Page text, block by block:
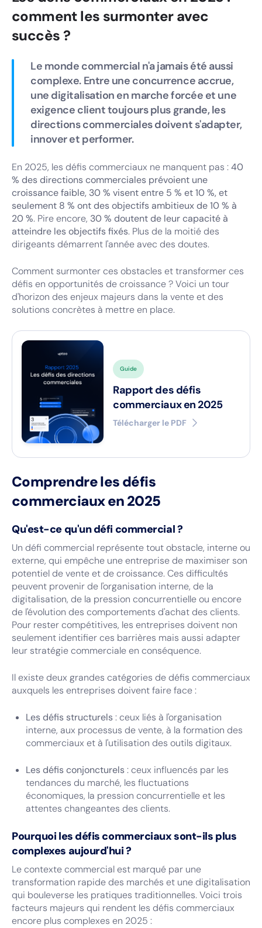
comment les surmonter avec
succès ?
Le monde commercial n'a jamais été aussi
complexe. Entre une concurrence accrue,
une digitalisation en marche forcée et une
exigence client toujours plus grande, les
directions commerciales doivent s'adapter,
innover et performer.
En 2025, les défis commerciaux ne manquent pas :40
% des directions commerciales prévoient une
croissance faible, 30 % visent entre 5 % et 10 %, et
seulement 8 % ont des objectifs ambitieux de 10 % à
20 %. Pire encore, 30 % doutent de leur capacité à
atteindre les objectifs fixés. Plus de la moitié des
dirigeants démarrent l'année avec des doutes.
Comment surmonter ces obstacles et transformer ces
défis en opportunités de croissance ? Voici un tour
d'horizon des enjeux majeurs dans la vente et des
solutions concrètes à mettre en place.
Guide
Rapport des défis
commerciaux en 2025
Télécharger le PDF
Comprendre les défis
commerciaux en 2025
Qu'est-ce qu'un défi commercial ?
Un défi commercial représente tout obstacle, interne ou
externe, qui empêche une entreprise de maximiser son
potentiel de vente et de croissance. Ces difficultés
peuvent provenir de l'organisation interne, de la
digitalisation, de la pression concurrentielle ou encore
de l'évolution des comportements d'achat des clients.
Pour rester compétitives, les entreprises doivent non
seulement identifier ces barrières mais aussi adapter
leur stratégie commerciale en conséquence.
Il existe deux grandes catégories de défis commerciaux
auxquels les entreprises doivent faire face :
Les défis structurels: ceux liés à l'organisation
interne, aux processus de vente, à la formation des
commerciaux et à l'utilisation des outils digitaux.
Les défis conjoncturels: ceux influencés par les
tendances du marché, les fluctuations
économiques, la pression concurrentielle et les
attentes changeantes des clients.
Pourquoi les défis commerciaux sont-ils plus
complexes aujourd'hui ?
Le contexte commercial est marqué par une
transformation rapide des marchés et une digitalisation
qui bouleverse les pratiques traditionnelles. Voici trois
facteurs majeurs qui rendent les défis commerciaux
encore plus complexes en 2025 :